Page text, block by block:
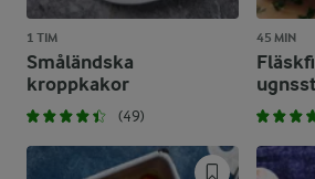
1 TIM
Småländska
kroppkakor
(49)
45 MIN